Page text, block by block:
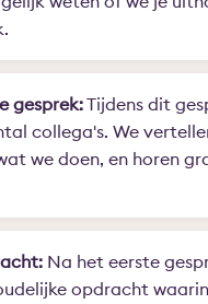
gesprek:Tijdens dit
collega's. We
we doen, en horen
Na het eerste
opdracht